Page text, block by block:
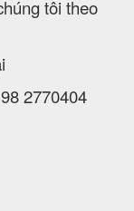
tôi theo
2770404